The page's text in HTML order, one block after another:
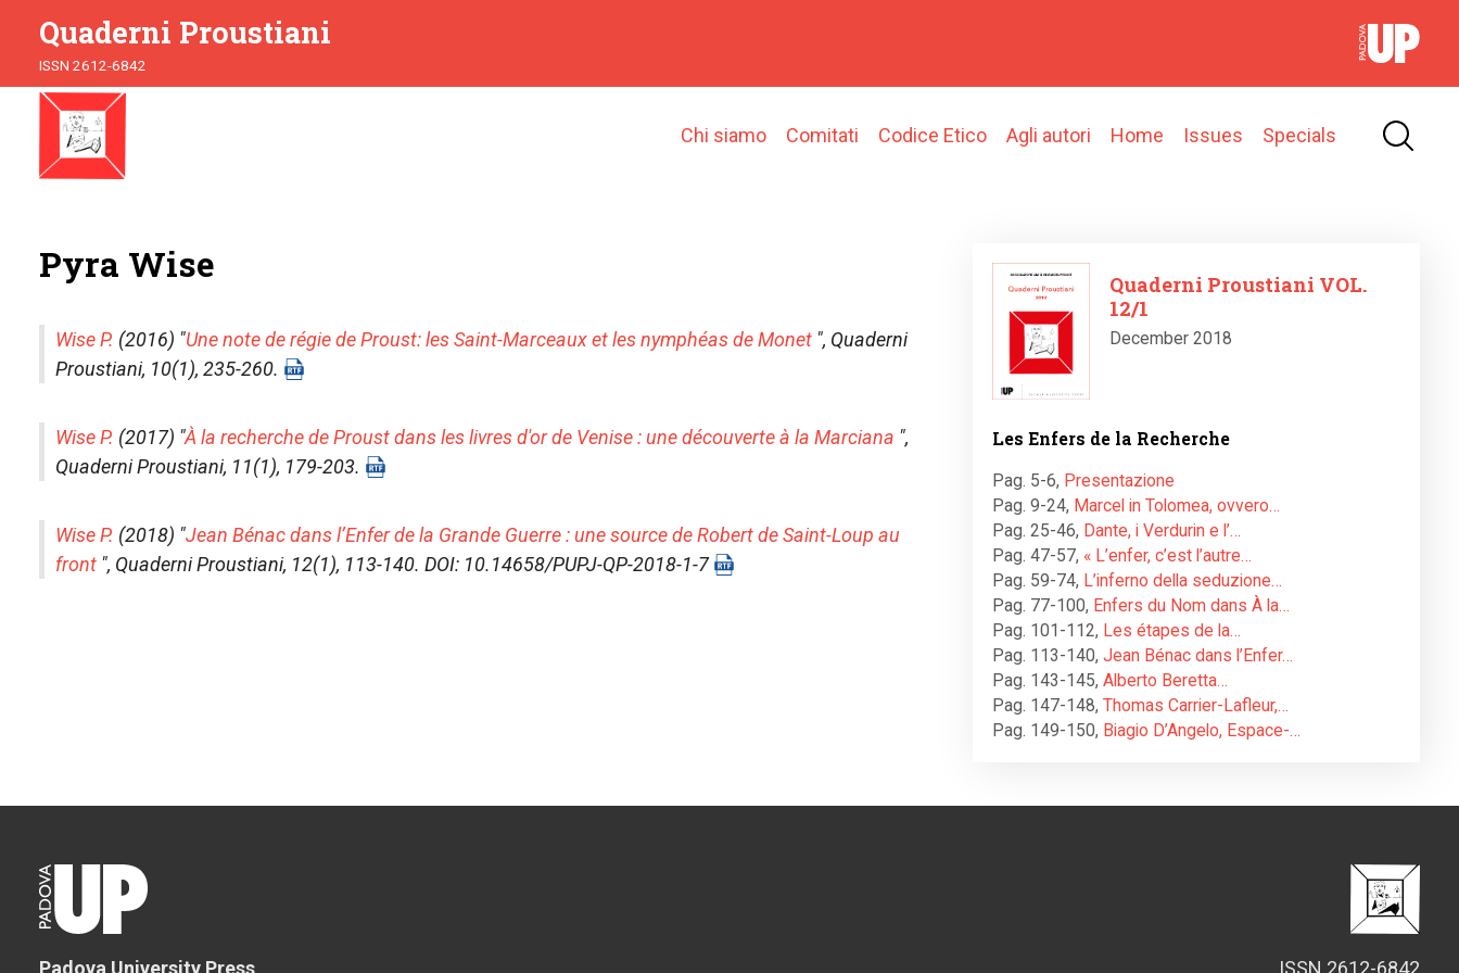
Quaderni Proustiani
ISSN 2612-6842
Main
Chi siamo Comitati Codice Etico Agli autori Home Issues Specials
Pyra Wise
Wise P. (2016) "Une note de régie de Proust: les Saint-Marceaux et les nymphéas de Monet ", Quaderni
Proustiani, 10(1), 235-260.
Wise P. (2017) "À la recherche de Proust dans les livres d'or de Venise : une découverte à la Marciana ",
Quaderni Proustiani, 11(1), 179-203.
Wise P. (2018) "Jean Bénac dans l’Enfer de la Grande Guerre : une source de Robert de Saint-Loup au
front ", Quaderni Proustiani, 12(1), 113-140. DOI: 10.14658/PUPJ-QP-2018-1-7
Image
Quaderni Proustiani VOL.
12/1
December 2018
Les Enfers de la Recherche
Pag. 5-6, Presentazione
Pag. 9-24, Marcel in Tolomea, ovvero…
Pag. 25-46, Dante, i Verdurin e l’…
Pag. 47-57, « L’enfer, c’est l’autre…
Pag. 59-74, L’inferno della seduzione…
Pag. 77-100, Enfers du Nom dans À la…
Pag. 101-112, Les étapes de la…
Pag. 113-140, Jean Bénac dans l’Enfer…
Pag. 143-145, Alberto Beretta…
Pag. 147-148, Thomas Carrier-Lafleur,…
Pag. 149-150, Biagio D’Angelo, Espace-…
Padova University Press ISSN 2612-6842